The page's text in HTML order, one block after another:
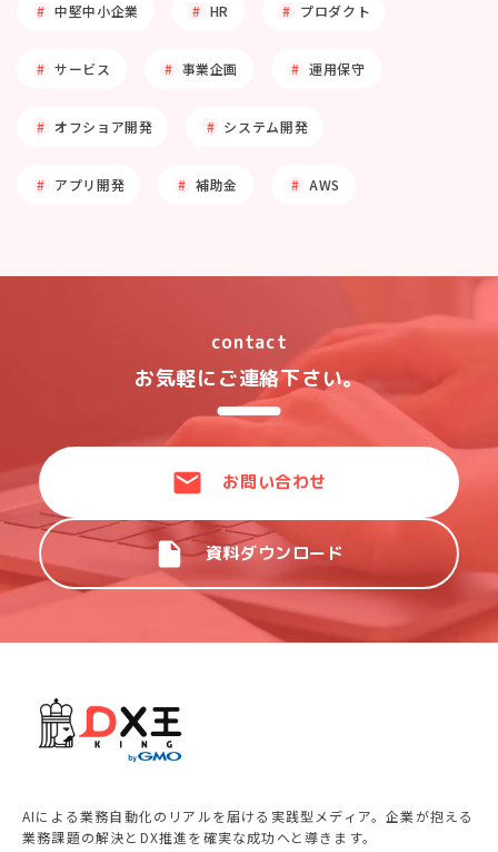
中堅中小企業 HR プロダクト
サービス 事業企画 運用保守
オフショア開発 システム開発
アプリ開発 補助金 AWS
contact
お気軽にご連絡下さい。
お問い合わせ
資料ダウンロード
AIによる業務自動化のリアルを届ける実践型メディア。企業が抱える
業務課題の解決とDX推進を確実な成功へと導きます。